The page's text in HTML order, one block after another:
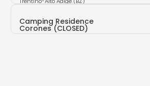
Camping Residence
Corones (CLOSED)